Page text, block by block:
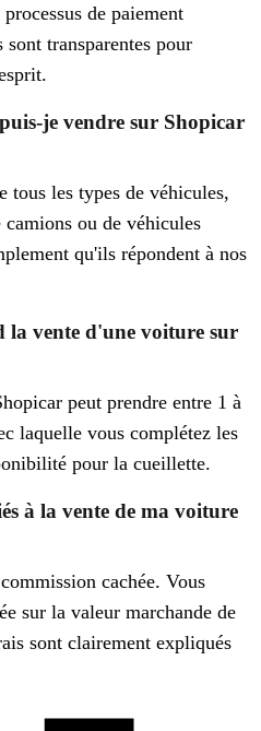
de paiement
sont transparentes pour
je vendre sur Shopicar
tous les types de véhicules,
ou de véhicules
qu'ils répondent à nos
la vente d'une voiture sur
peut prendre entre 1 à
laquelle vous complétez les
pour la cueillette.
à la vente de ma voiture
cachée. Vous
sur la valeur marchande de
sont clairement expliqués